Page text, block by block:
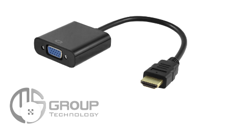
Click to enlarge